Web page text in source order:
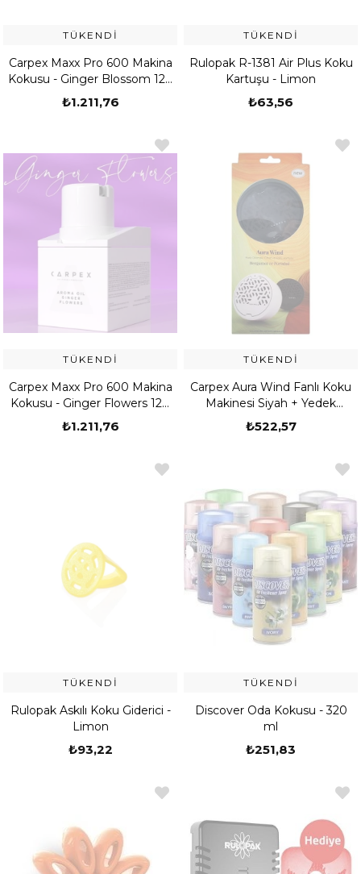
TÜKENDI
Carpex Maxx Pro 600 Makina
Kokusu - Ginger Blossom 120
ml (539908050001)
₺1.211,76
TÜKENDI
Rulopak R-1381 Air Plus Koku
Kartuşu - Limon
₺63,56
TÜKENDI
Carpex Maxx Pro 600 Makina
Kokusu - Ginger Flowers 120
ml (539908050001)
₺1.211,76
TÜKENDI
Carpex Aura Wind Fanlı Koku
Makinesi Siyah + Yedek
Kokulu Bergomat & Portakal
Delist (529203040001)
₺522,57
TÜKENDI
Rulopak Askılı Koku Giderici -
Limon
₺93,22
TÜKENDI
Discover Oda Kokusu - 320
ml
₺251,83